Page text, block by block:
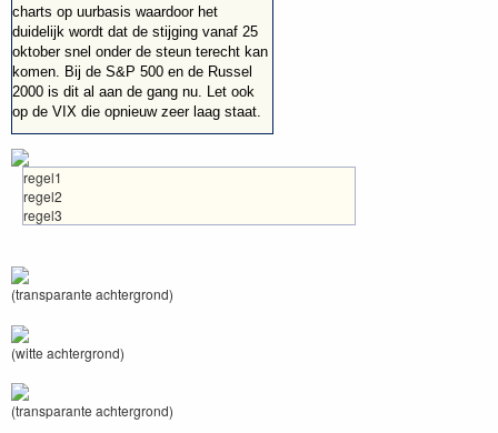
charts op uurbasis waardoor het
duidelijk wordt dat de stijging vanaf 25
oktober snel onder de steun terecht kan
komen. Bij de S&P 500 en de Russel
2000 is dit al aan de gang nu. Let ook
op de VIX die opnieuw zeer laag staat.
regel1
regel2
regel3
(transparante achtergrond)
(witte achtergrond)
(transparante achtergrond)